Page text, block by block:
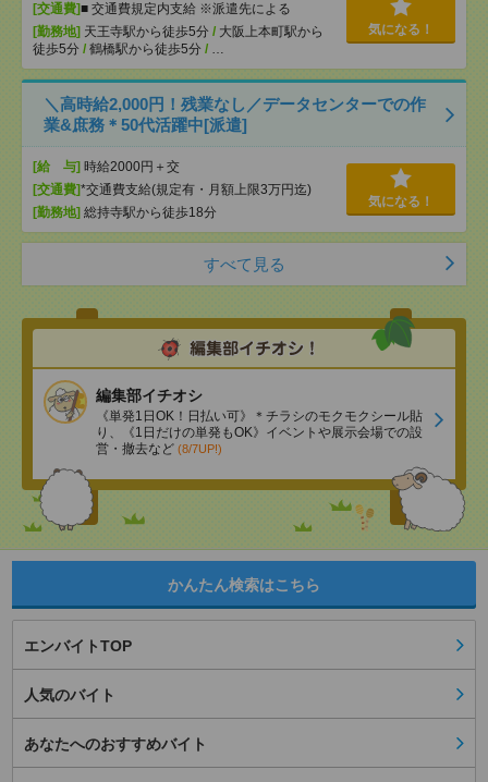
[交通費]■ 交通費規定内支給 ※派遣先による
[勤務地] 天王寺駅から徒歩5分 / 大阪上本町駅から
徒歩5分 / 鶴橋駅から徒歩5分 / …
気になる！
＼高時給2,000円！残業なし／データセンターでの作
業&庶務＊50代活躍中[派遣]
[給 与] 時給2000円＋交
[交通費]*交通費支給(規定有・月額上限3万円迄)
[勤務地] 総持寺駅から徒歩18分
気になる！
すべて見る
編集部イチオシ
《単発1日OK！日払い可》＊チラシのモクモクシール貼
り、《1日だけの単発もOK》イベントや展示会場での設
営・撤去など (8/7UP!)
かんたん検索はこちら
エンバイトTOP
人気のバイト
あなたへのおすすめバイト